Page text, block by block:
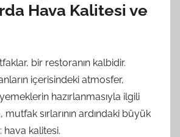
Hava Kalitesi ve
bir restoranın kalbidir.
içerisindeki atmosfer,
hazırlanmasıyla ilgili
mutfak sırlarının ardındaki büyük
hava kalitesi.